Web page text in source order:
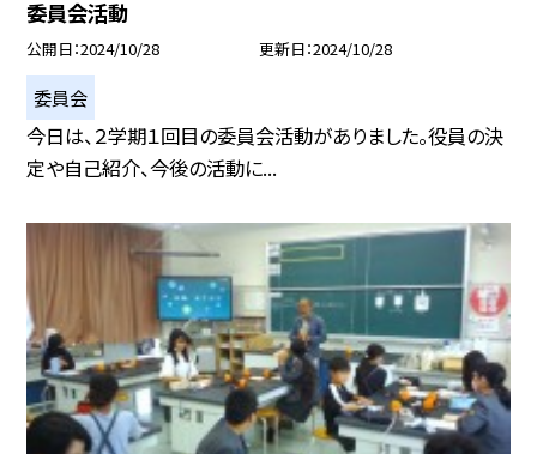
委員会活動
公開日 2024/10/28 更新日 2024/10/28
委員会
今日は、２学期１回目の委員会活動がありました。役員の決
定や自己紹介、今後の活動に...